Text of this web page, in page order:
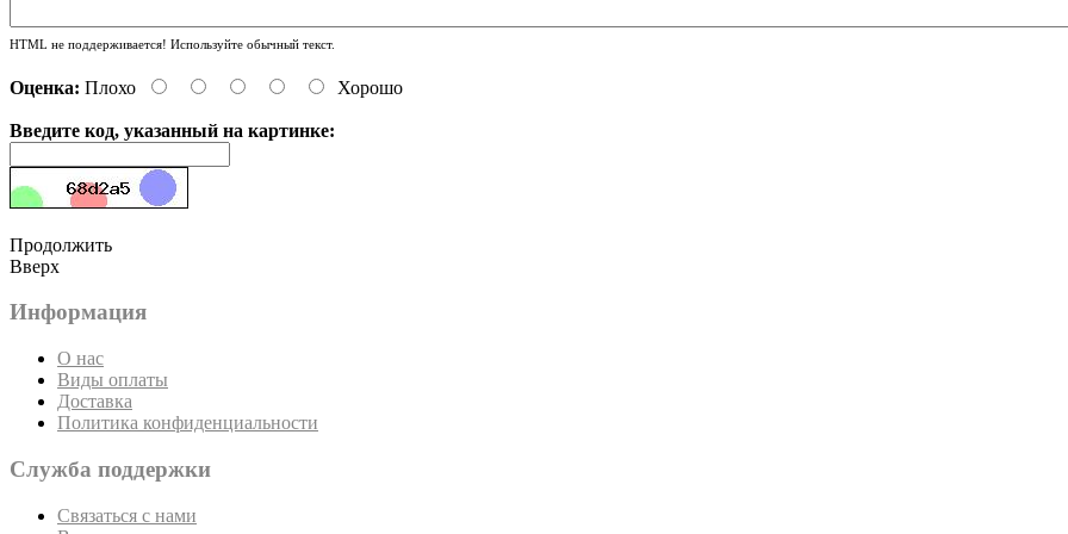
HTML не поддерживается! Используйте обычный текст.
Оценка: Плохо Хорошо
Введите код, указанный на картинке:
Продолжить
Вверх
Информация
О нас
Виды оплаты
Доставка
Политика конфиденциальности
Служба поддержки
Связаться с нами